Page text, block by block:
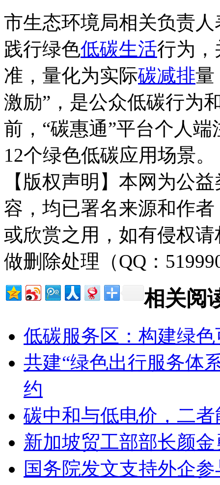
市生态环境局相关负责
践行绿色低碳生活行为，
准，量化为实际碳减排量
激励”，是公众低碳行为
前，“碳惠通”平台个人
12个绿色低碳应用场景。
【版权声明】本网为公
容，均已署名来源和作
或欣赏之用，如有侵权
做删除处理（QQ：
相关阅
低碳服务区：构建绿
共建“绿色出行服务体
约
碳中和与低电价，二
新加坡贸工部部长颜
国务院发文支持外企